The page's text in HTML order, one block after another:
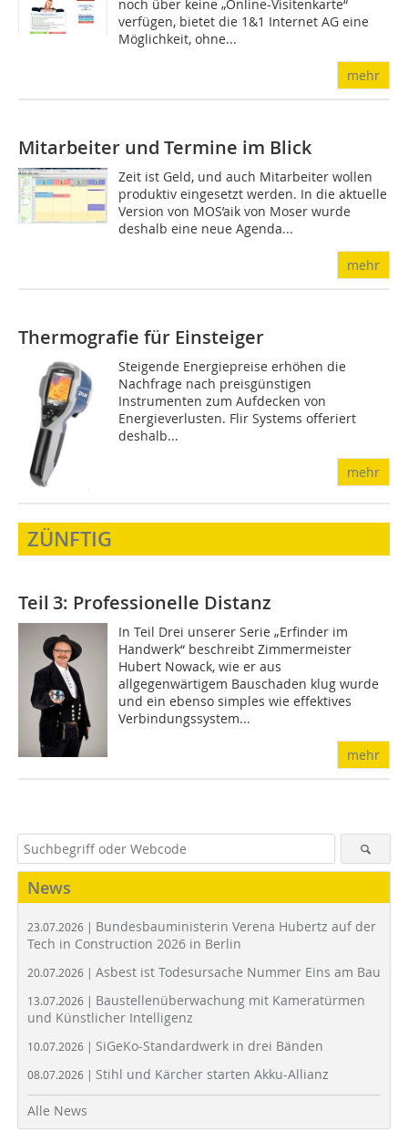
noch über keine „Online-Visitenkarte“
verfügen, bietet die 1&1 Internet AG eine
Möglichkeit, ohne...
mehr
Mitarbeiter und Termine im Blick
Zeit ist Geld, und auch Mitarbeiter wollen
produktiv eingesetzt werden. In die aktuelle
Version von MOS’aik von Moser wurde
deshalb eine neue Agenda...
mehr
Thermografie für Einsteiger
Steigende Energiepreise erhöhen die
Nachfrage nach preisgünstigen
Instrumenten zum Aufdecken von
Energieverlusten. Flir Systems offeriert
deshalb...
mehr
ZÜNFTIG
Teil 3: Professionelle Distanz
In Teil Drei unserer Serie „Erfinder im
Handwerk“ beschreibt Zimmermeister
Hubert Nowack, wie er aus
allgegenwärtigem Bauschaden klug wurde
und ein ebenso simples wie effektives
Verbindungssystem...
mehr
News
23.07.2026 | Bundesbauministerin Verena Hubertz auf der
Tech in Construction 2026 in Berlin
20.07.2026 | Asbest ist Todesursache Nummer Eins am Bau
13.07.2026 | Baustellenüberwachung mit Kameratürmen
und Künstlicher Intelligenz
10.07.2026 | SiGeKo-Standardwerk in drei Bänden
08.07.2026 | Stihl und Kärcher starten Akku-Allianz
Alle News